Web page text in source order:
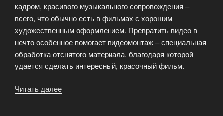
кадром, красивого музыкального сопровождения –
всего, что обычно есть в фильмах с хорошим
художественным оформлением. Превратить видео в
нечто особенное помогает видеомонтаж – специальная
обработка отснятого материала, благодаря которой
удается сделать интересный, красочный фильм.
Читать далее